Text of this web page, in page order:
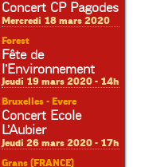
Concert CP Pagodes
Mercredi 18 mars 2020
Forest
Fête de
l’Environnement
Jeudi 19 mars 2020 - 14h
Bruxelles - Evere
Concert Ecole
L’Aubier
Jeudi 26 mars 2020 - 17h
Grans (FRANCE)